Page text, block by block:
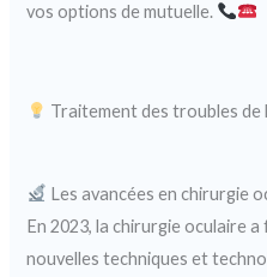
vos options de mutuelle.
Traitement des troubles de
Les avancées en chirurgie
En 2023, la chirurgie oculaire
nouvelles techniques et